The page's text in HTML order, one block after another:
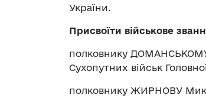
України.
Присвоїти військове
полковнику ДОМАНСЬКОМУ
Сухопутних військ
полковнику ЖИРНОВУ